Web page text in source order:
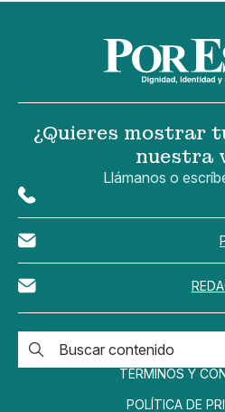
¿Quieres mostrar
nuestra
Llámanos o
TÉRMINOS Y
POLÍTICA DE